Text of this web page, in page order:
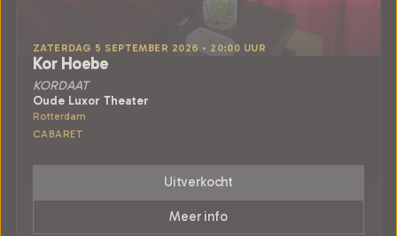
ZATERDAG 5 SEPTEMBER 2026 • 20:00 UUR
Kor Hoebe
KORDAAT
Oude Luxor Theater
Rotterdam
CABARET
Uitverkocht
Meer info